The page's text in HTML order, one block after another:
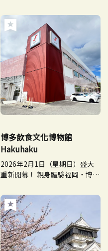
博多飲食文化博物館
Hakuhaku
2026年2月1日（星期日）盛大
重新開幕！ 親身體驗福岡・博多